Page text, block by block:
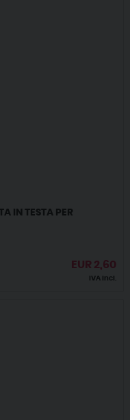
IN TESTA PER
EUR 2,60
IVA incl.